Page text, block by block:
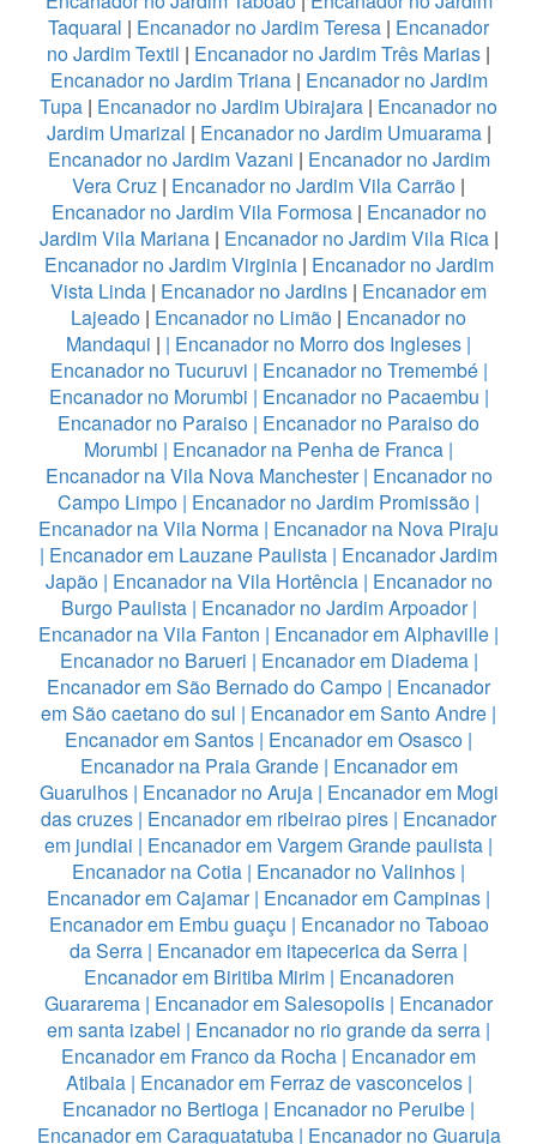
Taquaral | Encanador no Jardim Teresa | Encanador
no Jardim Textil | Encanador no Jardim Três Marias |
Encanador no Jardim Triana| Encanador no Jardim
Tupa | Encanador no Jardim Ubirajara | Encanador no
Jardim Umarizal | Encanador no Jardim Umuarama|
Encanador no Jardim Vazani | Encanador no Jardim
Vera Cruz | Encanador no Jardim Vila Carrão |
Encanador no Jardim Vila Formosa| Encanador no
Jardim Vila Mariana| Encanador no Jardim Vila Rica|
Encanador no Jardim Virginia| Encanador no Jardim
Vista Linda | Encanador no Jardins | Encanador em
Lajeado | Encanador no Limão | Encanador no
Mandaqui | | Encanador no Morro dos Ingleses |
Encanador no Tucuruvi | Encanador no Tremembé|
Encanador no Morumbi | Encanador no Pacaembu |
Encanador no Paraiso | Encanador no Paraiso do
Morumbi | Encanador na Penha de Franca |
Encanador na Vila Nova Manchester| Encanador no
Campo Limpo | Encanador no Jardim Promissão |
Encanador na Vila Norma | Encanador na Nova Piraju
| Encanador em Lauzane Paulista | Encanador Jardim
Japão| Encanador na Vila Hortência| Encanador no
Burgo Paulista| Encanador no Jardim Arpoador|
Encanador na Vila Fanton | Encanador em Alphaville |
Encanador no Barueri | Encanador em Diadema|
Encanador em São Bernado do Campo | Encanador
em São caetano do sul | Encanador em Santo Andre |
Encanador em Santos | Encanador em Osasco |
Encanador na Praia Grande| Encanador em
Guarulhos| Encanador no Aruja| Encanador em Mogi
das cruzes | Encanador em ribeirao pires | Encanador
em jundiai | Encanador em Vargem Grande paulista |
Encanador na Cotia | Encanador no Valinhos |
Encanador em Cajamar| Encanador em Campinas |
Encanador em Embu guaçu | Encanador no Taboao
da Serra | Encanador em itapecerica da Serra |
Encanador em Biritiba Mirim| Encanadoren
Guararema | Encanador em Salesopolis | Encanador
em santa izabel | Encanador no rio grande da serra |
Encanador em Franco da Rocha | Encanador em
Atibaia| Encanador em Ferraz de vasconcelos|
Encanador no Bertioga | Encanador no Peruibe |
Encanador em Caraguatatuba| Encanador no Guaruja